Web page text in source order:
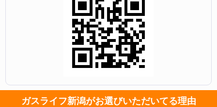
ガスライフ新潟がお選びいただいてる理由